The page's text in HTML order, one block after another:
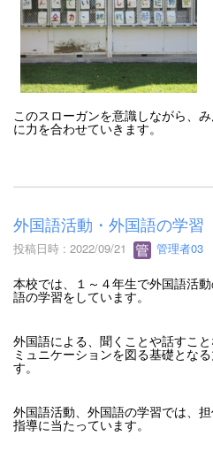
このスローガンを意識しながら、
に力を合わせていきます。
外国語活動・外国語の学習
投稿日時 : 2022/09/21 管理者03
本校では、１～４年生で外国語活
語の学習をしています。
外国語による、聞くことや話すこ
ミュニケーションを図る基礎とな
す。
外国語活動、外国語の学習では、
指導に当たっています。